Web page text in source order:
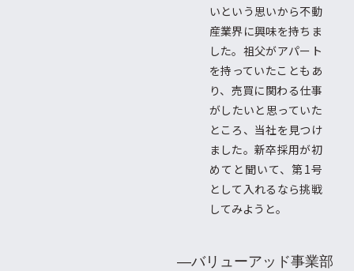
いという思いから不動
産業界に興味を持ちま
した。祖父がアパート
を持っていたこともあ
り、売買に関わる仕事
がしたいと思っていた
ところ、当社を見つけ
ました。新卒採用が初
めてと聞いて、第1号
として入れるなら挑戦
してみようと。
―バリューアッド事業部